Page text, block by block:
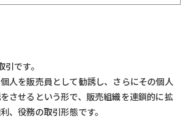
です。
人を販売員として勧誘し、さらにその個人
させるという形で、販売組織を連鎖的に拡
、役務の取引形態です。